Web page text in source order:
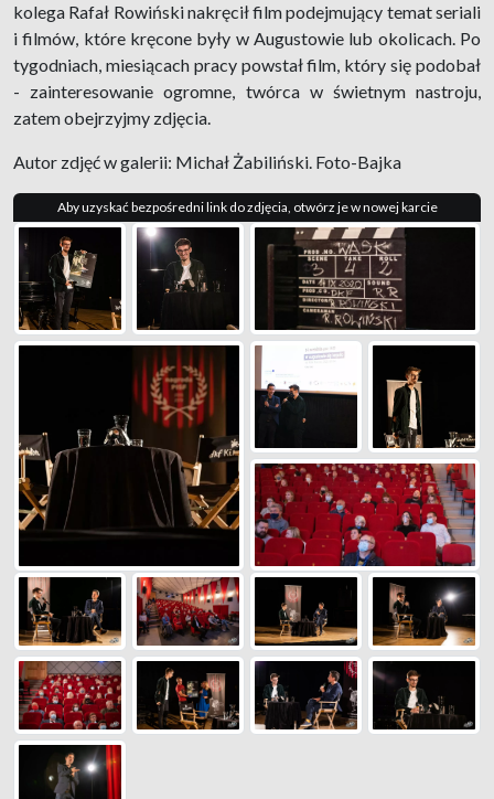
kolega Rafał Rowiński nakręcił film podejmujący temat seriali
i filmów, które kręcone były w Augustowie lub okolicach. Po
tygodniach, miesiącach pracy powstał film, który się podobał
- zainteresowanie ogromne, twórca w świetnym nastroju,
zatem obejrzyjmy zdjęcia.
Autor zdjęć w galerii: Michał Żabiliński. Foto-Bajka
Aby uzyskać bezpośredni link do zdjęcia, otwórz je w nowej karcie